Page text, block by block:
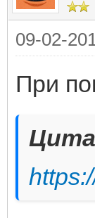
09-02-
При